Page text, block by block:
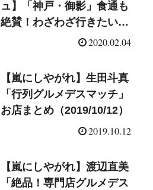
ュ】「神戸・御影」食通も
絶賛！わざわざ行きたい名
2020.02.04
【嵐にしやがれ】生田斗真
「行列グルメデスマッチ」
お店まとめ（2019/10/12）
2019.10.12
【嵐にしやがれ】渡辺直美
「絶品！専門店グルメデス